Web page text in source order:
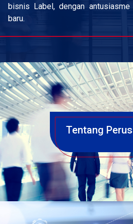
bisnis Label, dengan
baru.
Tentang